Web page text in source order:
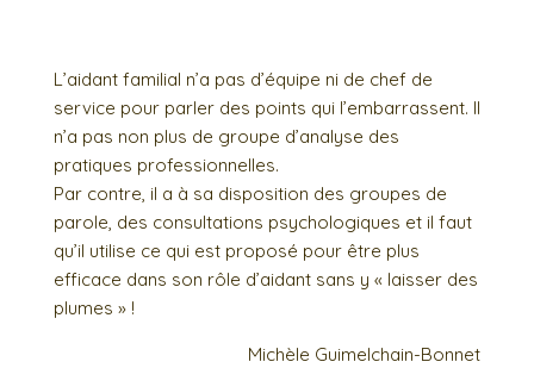
L’aidant familial n’a pas d’équipe ni de chef de
service pour parler des points qui l’embarrassent. Il
n’a pas non plus de groupe d’analyse des
pratiques professionnelles.
Par contre, il a à sa disposition des groupes de
parole, des consultations psychologiques et il faut
qu’il utilise ce qui est proposé pour être plus
efficace dans son rôle d’aidant sans y « laisser des
plumes » !
Michèle Guimelchain-Bonnet